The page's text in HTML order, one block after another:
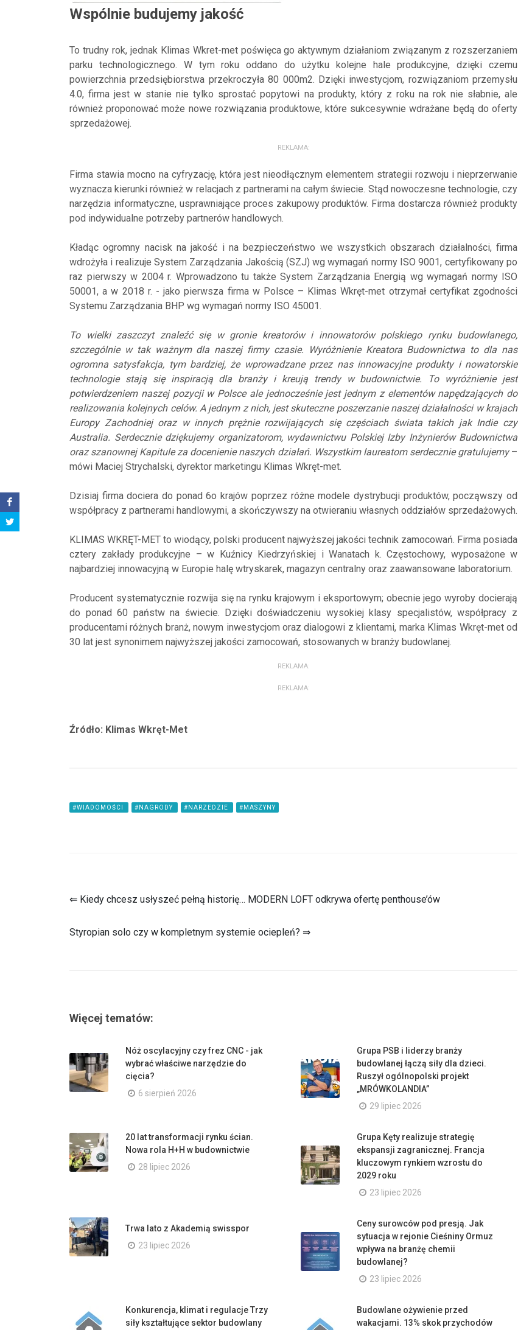
Wspólnie budujemy jakość
To trudny rok, jednak Klimas Wkret-met poświęca go aktywnym działaniom związanym z rozszerzaniem
parku technologicznego. W tym roku oddano do użytku kolejne hale produkcyjne, dzięki czemu
powierzchnia przedsiębiorstwa przekroczyła 80 000m2. Dzięki inwestycjom, rozwiązaniom przemysłu
4.0, firma jest w stanie nie tylko sprostać popytowi na produkty, który z roku na rok nie słabnie, ale
również proponować może nowe rozwiązania produktowe, które sukcesywnie wdrażane będą do oferty
sprzedażowej.
REKLAMA:
Firma stawia mocno na cyfryzację, która jest nieodłącznym elementem strategii rozwoju i nieprzerwanie
wyznacza kierunki również w relacjach z partnerami na całym świecie. Stąd nowoczesne technologie, czy
narzędzia informatyczne, usprawniające proces zakupowy produktów. Firma dostarcza również produkty
pod indywidualne potrzeby partnerów handlowych.
Kładąc ogromny nacisk na jakość i na bezpieczeństwo we wszystkich obszarach działalności, firma
wdrożyła i realizuje System Zarządzania Jakością (SZJ) wg wymagań normy ISO 9001, certyfikowany po
raz pierwszy w 2004 r. Wprowadzono tu także System Zarządzania Energią wg wymagań normy ISO
50001, a w 2018 r. - jako pierwsza firma w Polsce – Klimas Wkręt-met otrzymał certyfikat zgodności
Systemu Zarządzania BHP wg wymagań normy ISO 45001.
To wielki zaszczyt znaleźć się w gronie kreatorów i innowatorów polskiego rynku budowlanego,
szczególnie w tak ważnym dla naszej firmy czasie. Wyróżnienie Kreatora Budownictwa to dla nas
ogromna satysfakcja, tym bardziej, że wprowadzane przez nas innowacyjne produkty i nowatorskie
technologie stają się inspiracją dla branży i kreują trendy w budownictwie. To wyróżnienie jest
potwierdzeniem naszej pozycji w Polsce ale jednocześnie jest jednym z elementów napędzających do
realizowania kolejnych celów. A jednym z nich, jest skuteczne poszerzanie naszej działalności w krajach
Europy Zachodniej oraz w innych prężnie rozwijających się częściach świata takich jak Indie czy
Australia. Serdecznie dziękujemy organizatorom, wydawnictwu Polskiej Izby Inżynierów Budownictwa
oraz szanownej Kapitule za docenienie naszych działań. Wszystkim laureatom serdecznie gratulujemy–
mówi Maciej Strychalski, dyrektor marketingu Klimas Wkręt-met.
Dzisiaj firma dociera do ponad 6o krajów poprzez różne modele dystrybucji produktów, począwszy od
współpracy z partnerami handlowymi, a skończywszy na otwieraniu własnych oddziałów sprzedażowych.
KLIMAS WKRĘT-MET to wiodący, polski producent najwyższej jakości technik zamocowań. Firma posiada
cztery zakłady produkcyjne – w Kuźnicy Kiedrzyńskiej i Wanatach k. Częstochowy, wyposażone w
najbardziej innowacyjną w Europie halę wtryskarek, magazyn centralny oraz zaawansowane laboratorium.
Producent systematycznie rozwija się na rynku krajowym i eksportowym; obecnie jego wyroby docierają
do ponad 60 państw na świecie. Dzięki doświadczeniu wysokiej klasy specjalistów, współpracy z
producentami różnych branż, nowym inwestycjom oraz dialogowi z klientami, marka Klimas Wkręt-met od
30 lat jest synonimem najwyższej jakości zamocowań, stosowanych w branży budowlanej.
REKLAMA:
REKLAMA:
Źródło: Klimas Wkręt-Met
#WIADOMOŚCI #NAGRODY #NARZEDZIE #MASZYNY
⇐ Kiedy chcesz usłyszeć pełną historię… MODERN LOFT odkrywa ofertę penthouse’ów
Styropian solo czy w kompletnym systemie ociepleń? ⇒
Więcej tematów:
Nóż oscylacyjny czy frez CNC - jak
wybrać właściwe narzędzie do
cięcia?
6 sierpień 2026
Grupa PSB i liderzy branży
budowlanej łączą siły dla dzieci.
Ruszył ogólnopolski projekt
„MRÓWKOLANDIA”
29 lipiec 2026
20 lat transformacji rynku ścian.
Nowa rola H+H w budownictwie
28 lipiec 2026
Grupa Kęty realizuje strategię
ekspansji zagranicznej. Francja
kluczowym rynkiem wzrostu do
2029 roku
23 lipiec 2026
Trwa lato z Akademią swisspor
23 lipiec 2026
Ceny surowców pod presją. Jak
sytuacja w rejonie Cieśniny Ormuz
wpływa na branżę chemii
budowlanej?
23 lipiec 2026
Konkurencja, klimat i regulacje Trzy
siły kształtujące sektor budowlany
Budowlane ożywienie przed
wakacjami. 13% skok przychodów